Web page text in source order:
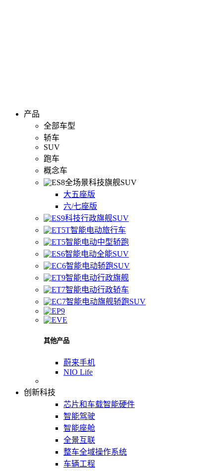
产品
全部车型
轿车
SUV
跑车
概念车
全场景科技旗舰SUV
大五座版
六/七座版
科技行政旗舰SUV
智能电动旅行车
智能电动中型轿跑
智能电动全能SUV
智能电动轿跑SUV
智能电动行政旗舰
智能电动行政轿车
智能电动旗舰轿跑SUV
其他产品
蔚来手机
NIO Life
创新科技
芯片和车载智能硬件
智能驾驶
智能座舱
全景互联
整车全域操作系统
车辆工程